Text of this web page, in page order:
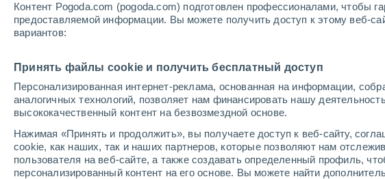
Контент Pogoda.com (pogoda.com) подготовлен профессионалами, чтобы
предоставляемой информации. Вы можете получить доступ к этому веб-
вариантов:
Принять файлы cookie и получить бесплатный доступ
Персонализированная интернет-реклама, основанная на информации,
аналогичных технологий, позволяет нам финансировать нашу
высококачественный контент на безвозмездной основе.
Нажимая «Принять и продолжить», вы получаете доступ к веб-сайту,
cookie, как наших, так и наших партнеров, которые позволяют нам
пользователя на веб-сайте, а также создавать определенный профиль,
персонализированный контент на его основе. Вы можете найти
Закрыта
Yawgoo Valley
Открытие
Закрытие
cегодня
7 Авг.